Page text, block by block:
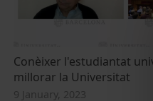
Conèixer l'estudiantat
millorar la Universitat
9 January, 2023